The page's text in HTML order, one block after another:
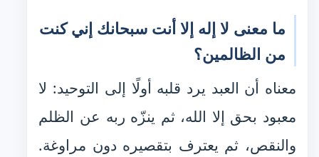
ما معنى لا إله إلا أنت سبحانك إني كنت
من الظالمين؟
معناه أن العبد يرد قلبه أولًا إلى التوحيد: لا
معبود بحق إلا الله، ثم ينزّه ربه عن الظلم
والنقص، ثم يعترف بتقصيره دون مراوغة.